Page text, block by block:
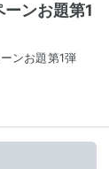
ンお題第1
ンお題第1弾